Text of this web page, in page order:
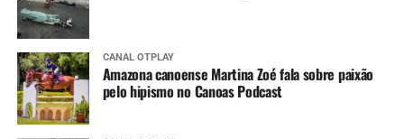
CANAL OTPLAY
Amazona canoense Martina Zoé fala sobre paixão
pelo hipismo no Canoas Podcast